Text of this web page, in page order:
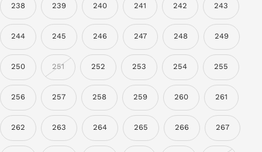
238 239 240 241 242 243
244 245 246 247 248 249
250 251 252 253 254 255
256 257 258 259 260 261
262 263 264 265 266 267